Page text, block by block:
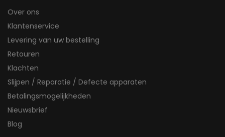
Over ons
Klantenservice
Levering van uw bestelling
Retouren
Klachten
Slijpen / Reparatie / Defecte apparaten
Betalingsmogelijkheden
Nieuwsbrief
Blog